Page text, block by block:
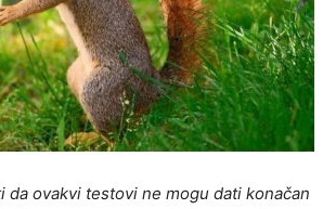
da ovakvi testovi ne mogu dati konačan